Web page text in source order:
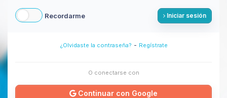
Recordarme Iniciar sesión
¿Olvidaste la contraseña? - Regístrate
O conectarse con
Continuar con Google